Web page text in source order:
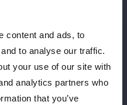
content and ads, to
to analyse our traffic.
your use of our site with
analytics partners who
that you’ve
26日（日）横浜アリーナ
ルゲスト解説者にレイザー
RGさんが決定！